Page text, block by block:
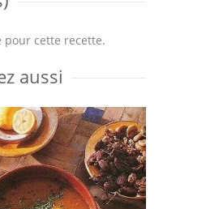
cette recette.
aussi